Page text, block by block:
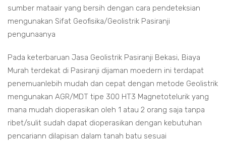
sumber mataair yang bersih dengan cara pendeteksian
mengunakan Sifat Geofisika/Geolistrik Pasiranji
pengunaanya
Pada keterbaruan Jasa Geolistrik Pasiranji Bekasi, Biaya
Murah terdekat di Pasiranji dijaman moedern ini terdapat
penemuanlebih mudah dan cepat dengan metode Geolistrik
mengunakan AGR/MDT tipe 300 HT3 Magnetotelurik yang
mana mudah dioperasikan oleh 1 atau 2 orang saja tanpa
ribet/sulit sudah dapat dioperasikan dengan kebutuhan
pencariann dilapisan dalam tanah batu sesuai